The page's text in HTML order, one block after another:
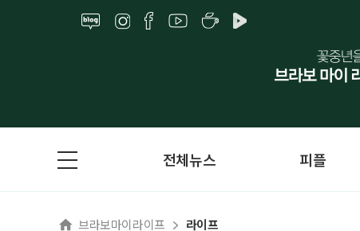
전체뉴스 피플
브라보마이라이프 라이프